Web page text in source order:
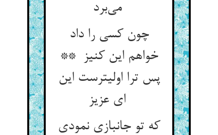
می‌برد
چون کسی را داد
خواهم این کنیز **
پس ترا اولیترست این
که تو جانبازی نمودی